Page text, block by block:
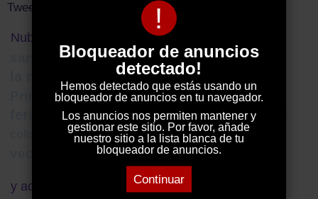
!
Bloqueador de anuncios
detectado!
Hemos detectado que estás usando un
bloqueador de anuncios en tu navegador.
Los anuncios nos permiten mantener y
gestionar este sitio. Por favor, añade
nuestro sitio a la lista blanca de tu
bloqueador de anuncios.
Continuar
Tweets by ElDecanodeGuad1
Nube de Tags
san juan 112 desplazamintos alcaldía
bienestar social
Primera Autonómica Preferente
feria ganadera Molina Dana Vivienda
colonias felinas policia guadalajara
vecinos denuncian jose
y además...